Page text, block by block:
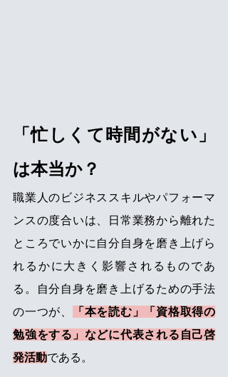
「忙しくて時間がない」
は本当か？
職業人のビジネススキルやパフォーマ
ンスの度合いは、日常業務から離れた
ところでいかに自分自身を磨き上げら
れるかに大きく影響されるものであ
る。自分自身を磨き上げるための手法
の一つが、
「本を読む」「資格取得の
勉強をする」などに代表される自己啓
発活動である。